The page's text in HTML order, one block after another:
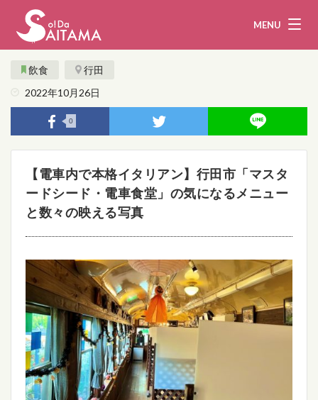
MENU
娯楽・観光
企業・団体 教育・医療
行政 まとめ！
地域から探す
運営団体 ライター
飲食
行田
2022年10月26日
0
【電車内で本格イタリアン】行田市「マスタ
ードシード・電車食堂」の気になるメニュー
と数々の映える写真